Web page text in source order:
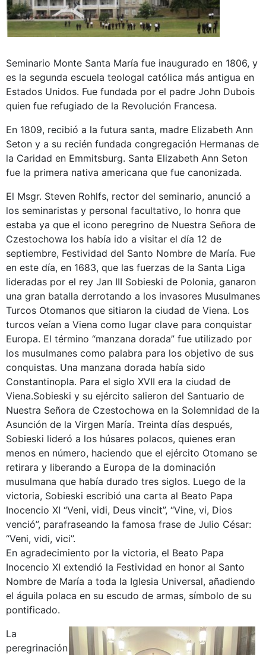
Seminario Monte Santa María fue inaugurado en 1806, y
es la segunda escuela teologal católica más antigua en
Estados Unidos. Fue fundada por el padre John Dubois
quien fue refugiado de la Revolución Francesa.
En 1809, recibió a la futura santa, madre Elizabeth Ann
Seton y a su recién fundada congregación Hermanas de
la Caridad en Emmitsburg. Santa Elizabeth Ann Seton
fue la primera nativa americana que fue canonizada.
El Msgr. Steven Rohlfs, rector del seminario, anunció a
los seminaristas y personal facultativo, lo honra que
estaba ya que el icono peregrino de Nuestra Señora de
Czestochowa los había ido a visitar el día 12 de
septiembre, Festividad del Santo Nombre de María. Fue
en este día, en 1683, que las fuerzas de la Santa Liga
lideradas por el rey Jan III Sobieski de Polonia, ganaron
una gran batalla derrotando a los invasores Musulmanes
Turcos Otomanos que sitiaron la ciudad de Viena. Los
turcos veían a Viena como lugar clave para conquistar
Europa. El término “manzana dorada” fue utilizado por
los musulmanes como palabra para los objetivo de sus
conquistas. Una manzana dorada había sido
Constantinopla. Para el siglo XVII era la ciudad de
Viena.Sobieski y su ejército salieron del Santuario de
Nuestra Señora de Czestochowa en la Solemnidad de la
Asunción de la Virgen María. Treinta días después,
Sobieski lideró a los húsares polacos, quienes eran
menos en número, haciendo que el ejército Otomano se
retirara y liberando a Europa de la dominación
musulmana que había durado tres siglos. Luego de la
victoria, Sobieski escribió una carta al Beato Papa
Inocencio XI “Veni, vidi, Deus vincit”, “Vine, vi, Dios
venció”, parafraseando la famosa frase de Julio César:
“Veni, vidi, vici”.
En agradecimiento por la victoria, el Beato Papa
Inocencio XI extendió la Festividad en honor al Santo
Nombre de María a toda la Iglesia Universal, añadiendo
el águila polaca en su escudo de armas, símbolo de su
pontificado.
La
peregrinación